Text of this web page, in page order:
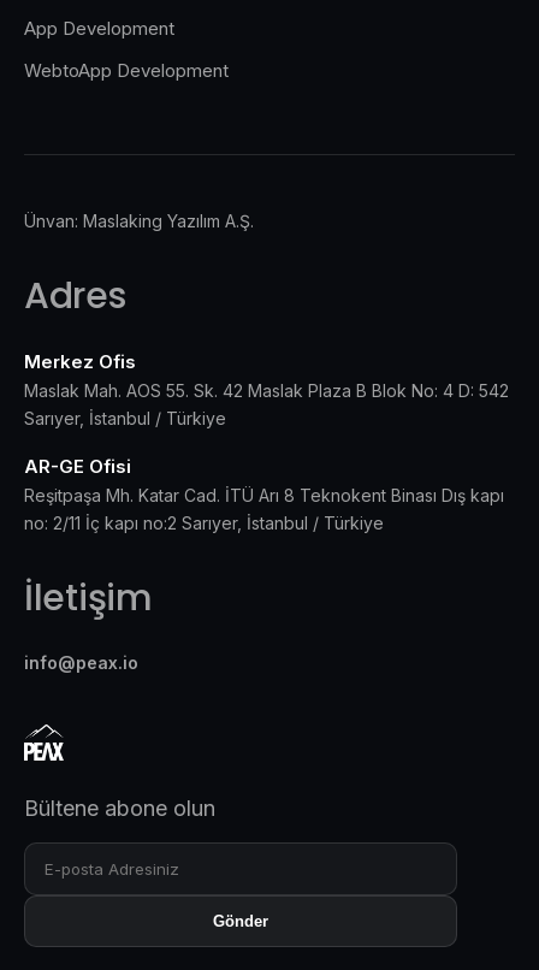
App Development
WebtoApp Development
Ünvan: Maslaking Yazılım A.Ş.
Adres
Merkez Ofis
Maslak Mah. AOS 55. Sk. 42 Maslak Plaza B Blok No: 4 D: 542
Sarıyer, İstanbul / Türkiye
AR-GE Ofisi
Reşitpaşa Mh. Katar Cad. İTÜ Arı 8 Teknokent Binası Dış kapı
no: 2/11 İç kapı no:2 Sarıyer, İstanbul / Türkiye
İletişim
info@peax.io
Bültene abone olun
Gönder